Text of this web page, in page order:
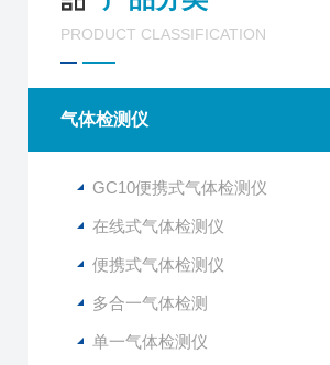
PRODUCT CLASSIFICATION
气体检测仪
GC10便携式气体检测仪
在线式气体检测仪
便携式气体检测仪
多合一气体检测
单一气体检测仪